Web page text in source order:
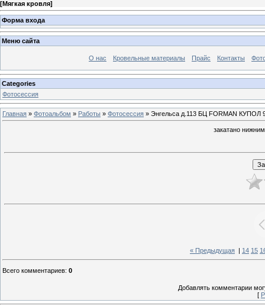
[Мягкая кровля]
Форма входа
Меню сайта
О нас Кровельные материалы Прайс Контакты
Categories
Фотосессия
Главная » Фотоальбом » Работы » Фотосессия » Энгельса д.113 БЦ FORMAN КУПОЛ
закатано
« Предыдущая 14 15
Всего комментариев: 0
Добавлять комментарии
[